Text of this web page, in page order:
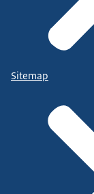
Sitemap